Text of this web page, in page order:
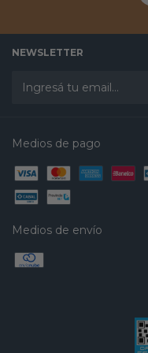
NEWSLETTER
Medios de pago
Medios de envío